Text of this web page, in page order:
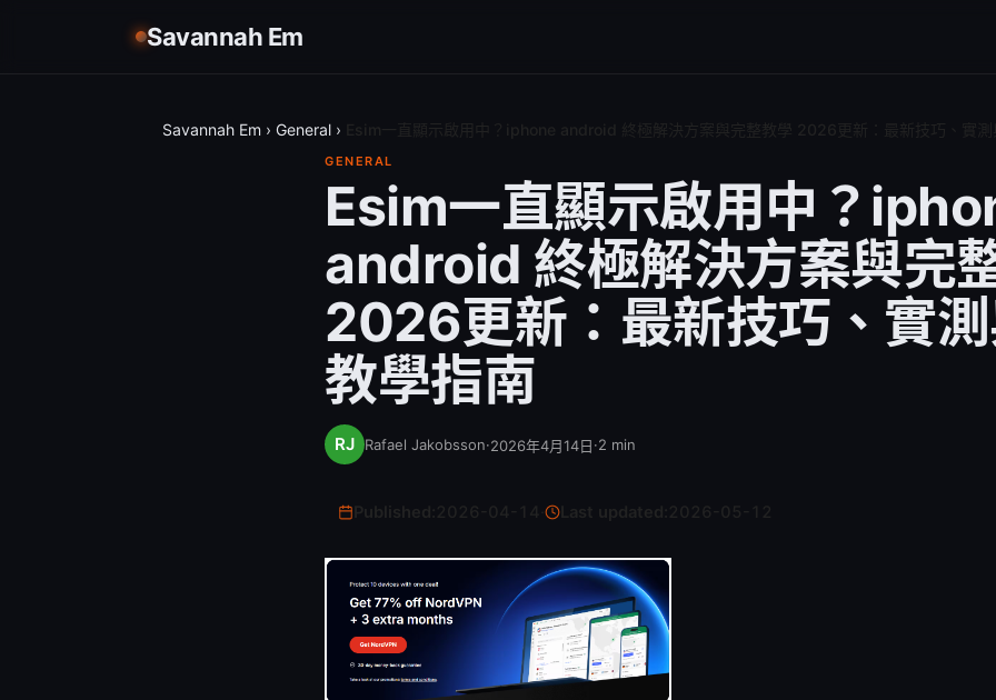
Savannah Em
Savannah Em › General ›
GENERAL
Esim一直顯示啟用中？
android 終極解決方案與完
2026更新：最新技巧、實
教學指南
Rafael Jakobsson·2026年4月14日·2 min
Last updated: